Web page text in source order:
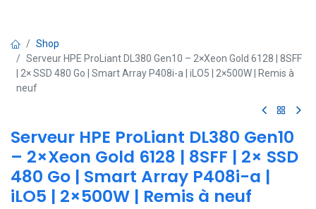
Shop
Serveur HPE ProLiant DL380 Gen10 – 2×Xeon Gold 6128 | 8SFF
| 2× SSD 480 Go | Smart Array P408i-a | iLO5 | 2×500W | Remis à
neuf
Serveur HPE ProLiant DL380 Gen10
– 2×Xeon Gold 6128 | 8SFF | 2× SSD
480 Go | Smart Array P408i-a |
iLO5 | 2×500W | Remis à neuf